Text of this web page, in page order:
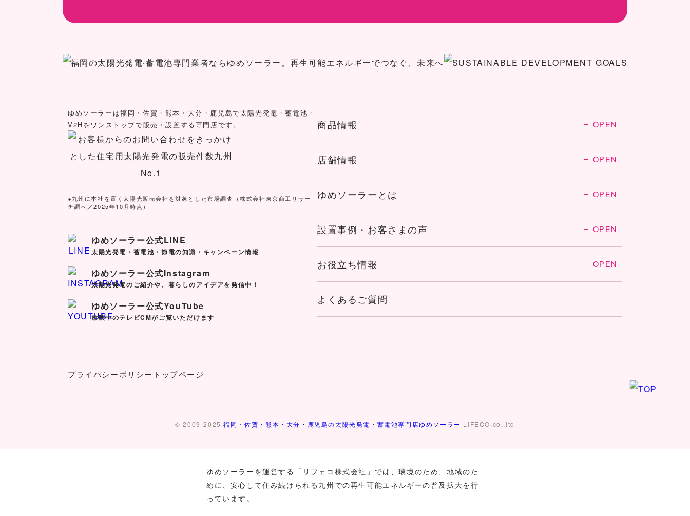
ゆめソーラーは福岡・佐賀・熊本・大分・鹿児島で太陽光発電・蓄電池・
V2Hをワンストップで販売・設置する専門店です。
※九州に本社を置く太陽光販売会社を対象とした市場調査 （株式会社東京商工リサー
チ調べ／2025年10月時点）
ゆめソーラー公式LINE
太陽光発電・蓄電池・節電の知識・キャンペーン情報
ゆめソーラー公式Instagram
太陽光発電のご紹介や、暮らしのアイデアを発信中！
ゆめソーラー公式YouTube
放映中のテレビCMがご覧いただけます
プライバシーポリシー トップページ
商品情報 OPEN
店舗情報 OPEN
ゆめソーラーとは OPEN
設置事例・お客さまの声 OPEN
お役立ち情報 OPEN
よくあるご質問
© 2009-2025福岡・佐賀・熊本・大分・鹿児島の太陽光発電・蓄電池専門店ゆめソーラー LIFECO.co.,ltd
ゆめソーラーを運営する「リフェコ株式会社」では、環境のため、地域のた
めに、安心して住み続けられる九州での再生可能エネルギーの普及拡大を行
っています。